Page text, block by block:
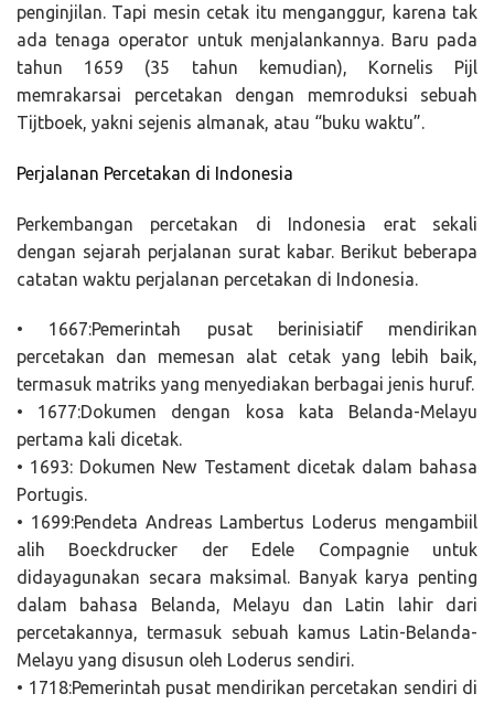
penginjilan. Tapi mesin cetak itu menganggur, karena tak
ada tenaga operator untuk menjalankannya. Baru pada
tahun 1659 (35 tahun kemudian), Kornelis Pijl
memrakarsai percetakan dengan memroduksi sebuah
Tijtboek, yakni sejenis almanak, atau “buku waktu”.
Perjalanan Percetakan di Indonesia
Perkembangan percetakan di Indonesia erat sekali
dengan sejarah perjalanan surat kabar. Berikut beberapa
catatan waktu perjalanan percetakan di Indonesia.
• 1667:Pemerintah pusat berinisiatif mendirikan
percetakan dan memesan alat cetak yang lebih baik,
termasuk matriks yang menyediakan berbagai jenis huruf.
• 1677:Dokumen dengan kosa kata Belanda-Melayu
pertama kali dicetak.
• 1693: Dokumen New Testament dicetak dalam bahasa
Portugis.
• 1699:Pendeta Andreas Lambertus Loderus mengambiil
alih Boeckdrucker der Edele Compagnie untuk
didayagunakan secara maksimal. Banyak karya penting
dalam bahasa Belanda, Melayu dan Latin lahir dari
percetakannya, termasuk sebuah kamus Latin-Belanda-
Melayu yang disusun oleh Loderus sendiri.
• 1718:Pemerintah pusat mendirikan percetakan sendiri di